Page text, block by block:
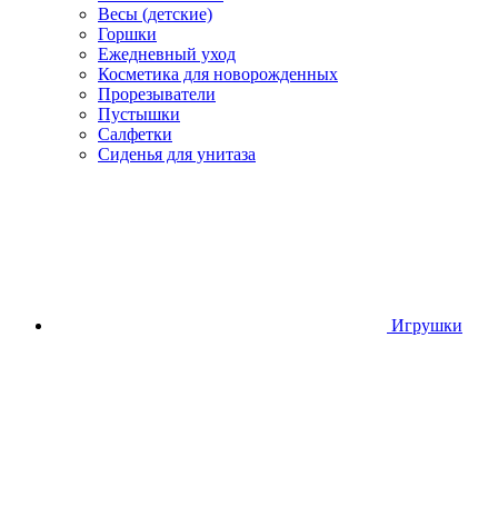
Весы (детские)
Горшки
Ежедневный уход
Косметика для новорожденных
Прорезыватели
Пустышки
Салфетки
Сиденья для унитаза
Игрушки